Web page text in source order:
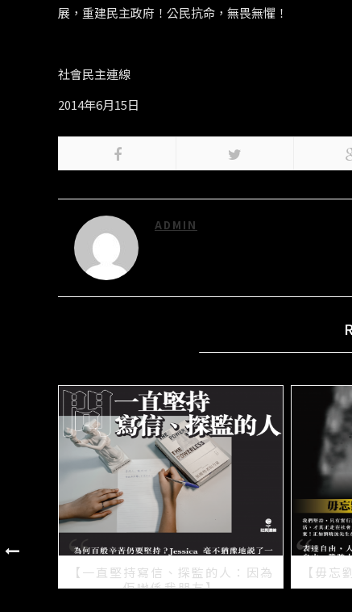
展，重建民主政府！公民抗命，無畏無懼！
社會民主連線
2014年6月15日
ADMIN
【一直堅持寫信、探監的人：因為
佢哋係我朋友】
【毋